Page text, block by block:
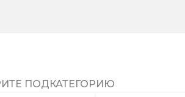
ПОДКАТЕГОРИЮ